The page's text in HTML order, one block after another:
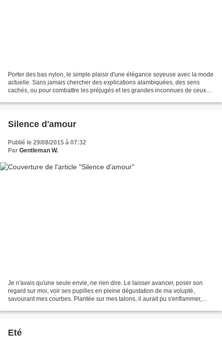
Porter des bas nylon, le simple plaisir d'une élégance soyeuse avec la mode
actuelle. Sans jamais chercher des explications alambiquées, des sens
cachés, ou pour combattre les préjugés et les grandes inconnues de ceux
Silence d'amour
Publié le 29/08/2015 à 07:32
Par Gentleman W.
Je n'avais qu'une seule envie, ne rien dire. Le laisser avancer, poser son
regard sur moi, voir ses pupilles en pleine dégustation de ma volupté,
savourant mes courbes. Plantée sur mes talons, il aurait pu s'enflammer,
Eté